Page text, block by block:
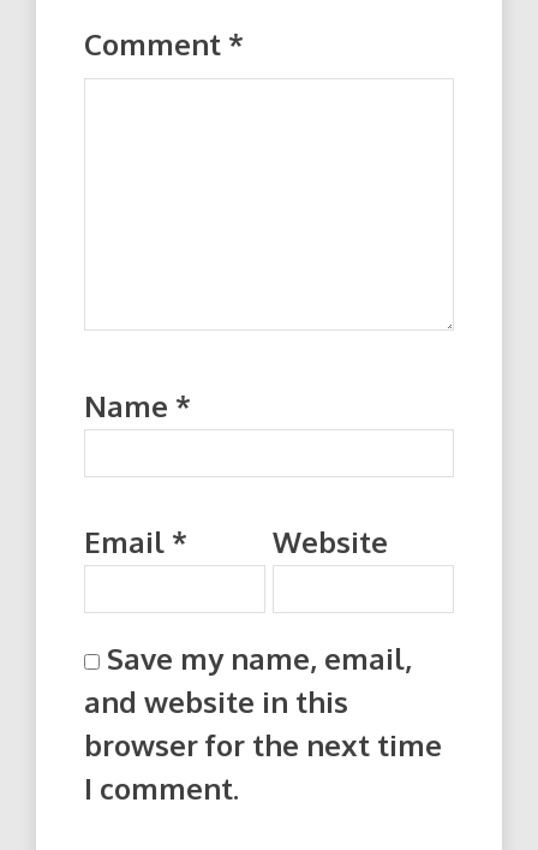
Comment *
Name *
Email * Website
Save my name, email,
and website in this
browser for the next time
I comment.